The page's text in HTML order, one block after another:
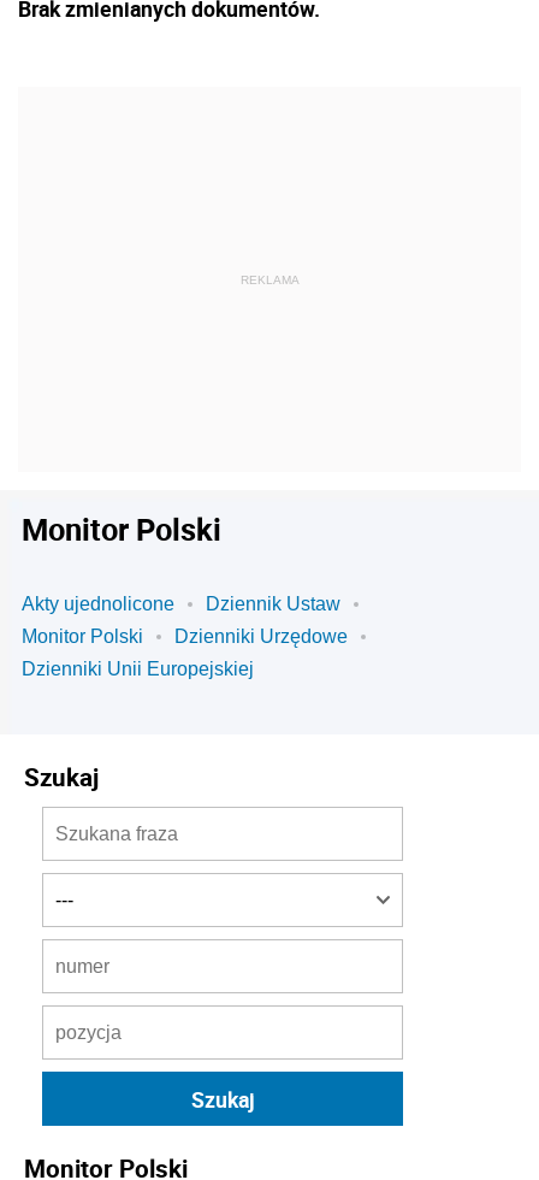
Brak zmienianych dokumentów.
Monitor Polski
Akty ujednolicone
Dziennik Ustaw
Monitor Polski
Dzienniki Urzędowe
Dzienniki Unii Europejskiej
Szukaj
Monitor Polski